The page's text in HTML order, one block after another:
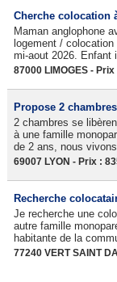
Cherche colocation
Maman anglophone
logement / colocation
mi-aout 2026. Enfant
87000 LIMOGES -
Propose 2
2 chambres se
à une famille
de 2 ans, nous
69007 LYON - Prix :
Recherche
Je recherche une
autre famille
habitante de la
77240 VERT SAINT